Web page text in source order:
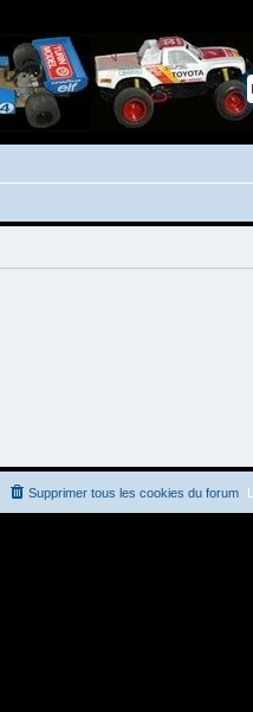
Supprimer tous les cookies du forum